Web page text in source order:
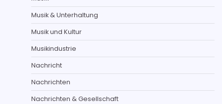
Musik & Unterhaltung
Musik und Kultur
Musikindustrie
Nachricht
Nachrichten
Nachrichten & Gesellschaft